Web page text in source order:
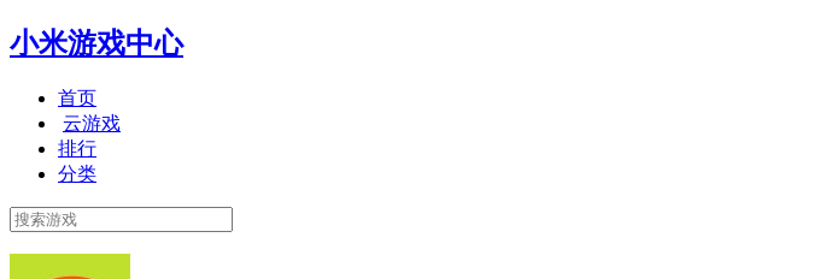
小米游戏中心
首页
云游戏
排行
分类